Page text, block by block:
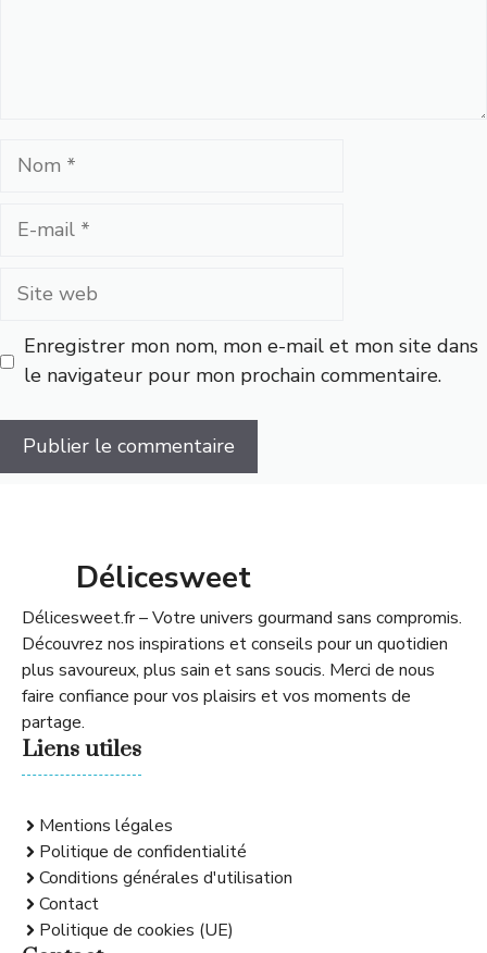
Nom
Site
Enregistrer mon nom, mon e-mail et mon site dans
le navigateur pour mon prochain commentaire.
Délicesweet
Délicesweet.fr – Votre univers gourmand sans compromis.
Découvrez nos inspirations et conseils pour un quotidien
plus savoureux, plus sain et sans soucis. Merci de nous
faire confiance pour vos plaisirs et vos moments de
partage.
Liens utiles
Mentions légales
Politique de confidentialité
Conditions générales d'utilisation
Contact
Politique de cookies (UE)